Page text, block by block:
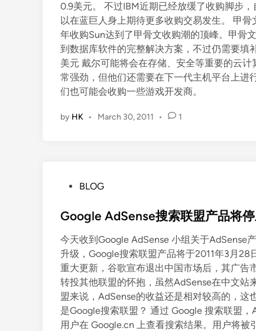
0.9美元。 不过IBM近期已经放缓了收购脚步
以在蓝巨人身上期待更多收购交易发生。 甲
年收购Sun达到了甲骨文收购潮的顶峰。甲骨
到数据库软件的完整解决方案，不过仍需要填
美元 戴尔可能将会在存储、安全等重要的云
常强劲，但他们还需要在下一代主机平台上
们也可能会收购一些游戏开发商。
by HK • March 30, 2011 • 1
s
e
d
i
n
BLOG
Google AdSense搜索联盟产品将
今天收到Google AdSense 小组关于AdSense
升级，Google搜索联盟产品将于2011年3月
重大更新，谷歌宣布退出中国市场后，其广告
转投其他联盟的怀抱，虽然AdSense在中文站
盟来说，AdSense的收益还是相对较高的，这
是Google搜索联盟？ 通过 Google 搜索联盟
用户在 Google.cn 上查看搜索结果。用户将